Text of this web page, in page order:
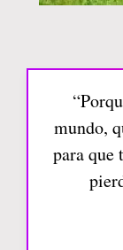
mundo,
para que